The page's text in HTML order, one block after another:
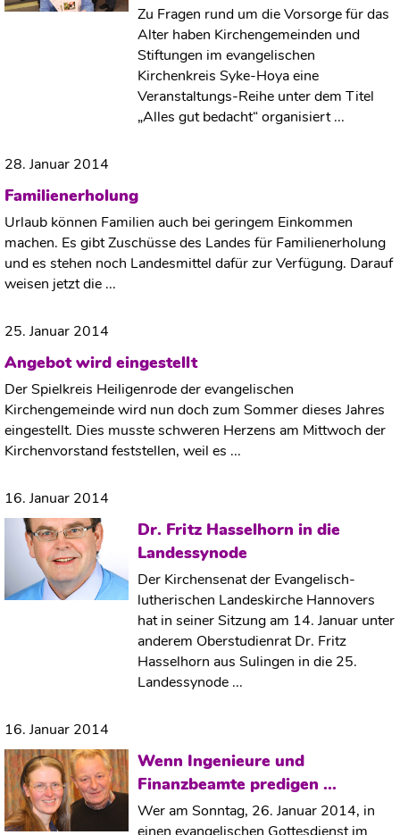
Zu Fragen rund um die Vorsorge für das
Alter haben Kirchengemeinden und
Stiftungen im evangelischen
Kirchenkreis Syke-Hoya eine
Veranstaltungs-Reihe unter dem Titel
„Alles gut bedacht“ organisiert ...
28. Januar 2014
Familienerholung
Urlaub können Familien auch bei geringem Einkommen
machen. Es gibt Zuschüsse des Landes für Familienerholung
und es stehen noch Landesmittel dafür zur Verfügung. Darauf
weisen jetzt die ...
25. Januar 2014
Angebot wird eingestellt
Der Spielkreis Heiligenrode der evangelischen
Kirchengemeinde wird nun doch zum Sommer dieses Jahres
eingestellt. Dies musste schweren Herzens am Mittwoch der
Kirchenvorstand feststellen, weil es ...
16. Januar 2014
Dr. Fritz Hasselhorn in die
Landessynode
Der Kirchensenat der Evangelisch-
lutherischen Landeskirche Hannovers
hat in seiner Sitzung am 14. Januar unter
anderem Oberstudienrat Dr. Fritz
Hasselhorn aus Sulingen in die 25.
Landessynode ...
16. Januar 2014
Wenn Ingenieure und
Finanzbeamte predigen ...
Wer am Sonntag, 26. Januar 2014, in